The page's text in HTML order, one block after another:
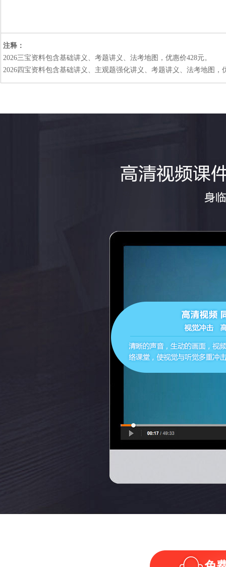
注释：
2026三宝资料包含基础讲义、考题讲义、法考地图，优惠价428元。
2026四宝资料包含基础讲义、主观题强化讲义、考题讲义、法考地图，